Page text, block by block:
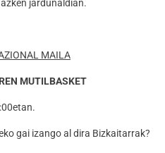
jardunaldian.
MAILA
MUTILBASKET
gai izango al dira Bizkaitarrak?